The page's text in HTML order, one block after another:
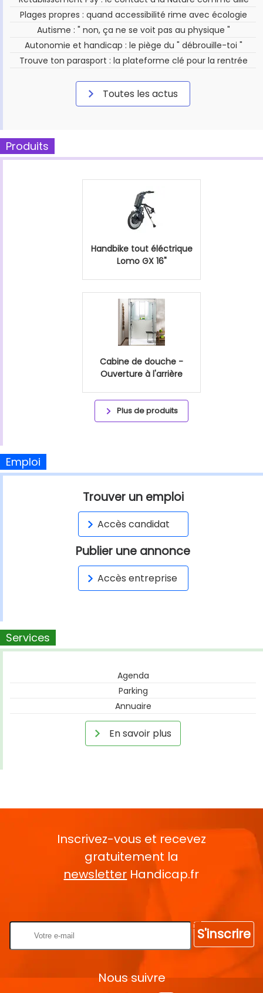
Plages propres : quand accessibilité rime avec écologie
Autisme : " non, ça ne se voit pas au physique "
Autonomie et handicap : le piège du " débrouille-toi "
Trouve ton parasport : la plateforme clé pour la rentrée
Toutes les actus
Produits
Handbike tout éléctrique
Lomo GX 16"
Cabine de douche -
Ouverture à l'arrière
Plus de produits
Emploi
Trouver un emploi
Accès candidat
Publier une annonce
Accès entreprise
Services
Agenda
Parking
Annuaire
En savoir plus
Inscrivez-vous et recevez
gratuitement la
newsletter Handicap.fr
S'inscrire
Nous suivre